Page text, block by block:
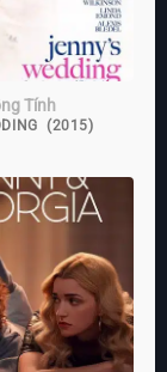
Tính
(2015)